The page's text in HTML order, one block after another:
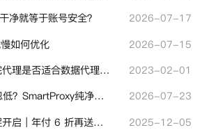
净就等于账号安全？
2026-07-17
如何优化
2026-07-15
如何测试该海外住宅代理是否适合数据代理使用？
2023-02-01
海外SEO排名忽高忽低？SmartProxy纯净住宅IP助力站点权重稳定
2026-07-23
AdsPower 黑五大促开启｜年付 6 折再送半年＋豪礼抽奖
2025-12-05